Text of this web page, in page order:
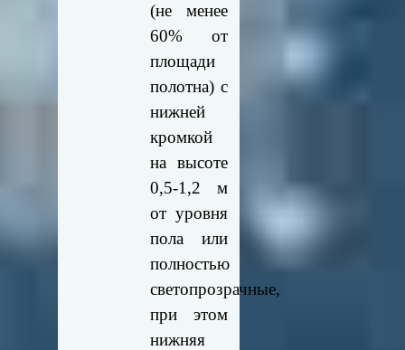
(не менее
60% от
площади
полотна) с
нижней
кромкой
на высоте
0,5-1,2 м
от уровня
пола или
полностью
светопрозрачные,
при этом
нижняя